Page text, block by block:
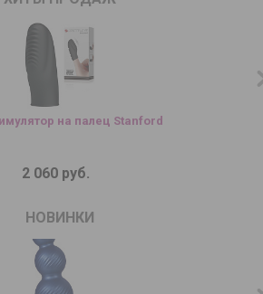
на палец Stanford
2 060 руб.
НОВИНКИ